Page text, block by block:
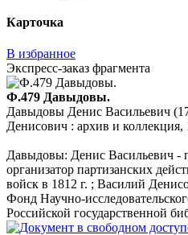
Карточка
В избранное
Экспресс-заказ фрагмента
Ф.479 Давыдовы.
Давыдовы Денис Васильевич
Денисович : архив и коллекция,
Давыдовы: Денис Васильевич -
организатор партизанских
войск в 1812 г. ; Василий
Фонд Научно-
Российской государственной